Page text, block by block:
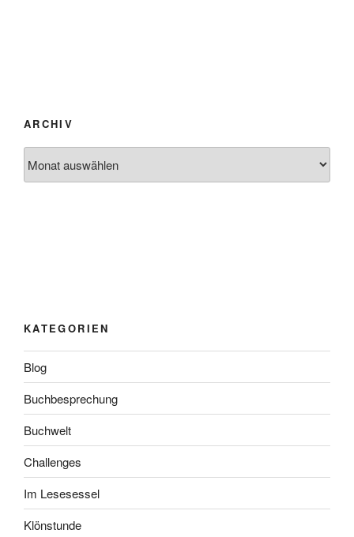
ARCHIV
KATEGORIEN
Blog
Buchbesprechung
Buchwelt
Challenges
Im Lesesessel
Klönstunde